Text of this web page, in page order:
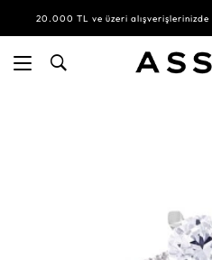
20.000 TL ve üzeri alışverişlerinizde